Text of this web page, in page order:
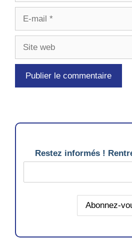
Restez informés !